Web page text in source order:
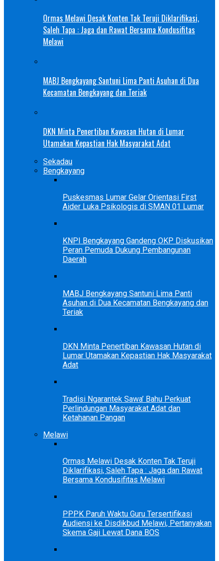
Ormas Melawi Desak Konten Tak Teruji Diklarifikasi,
Saleh Tapa : Jaga dan Rawat Bersama Kondusifitas
Melawi
MABJ Bengkayang Santuni Lima Panti Asuhan di Dua
Kecamatan Bengkayang dan Teriak
DKN Minta Penertiban Kawasan Hutan di Lumar
Utamakan Kepastian Hak Masyarakat Adat
Sekadau
Bengkayang
Puskesmas Lumar Gelar Orientasi First
Aider Luka Psikologis di SMAN 01 Lumar
KNPI Bengkayang Gandeng OKP Diskusikan
Peran Pemuda Dukung Pembangunan
Daerah
MABJ Bengkayang Santuni Lima Panti
Asuhan di Dua Kecamatan Bengkayang dan
Teriak
DKN Minta Penertiban Kawasan Hutan di
Lumar Utamakan Kepastian Hak Masyarakat
Adat
Tradisi Ngarantek Sawa’ Bahu Perkuat
Perlindungan Masyarakat Adat dan
Ketahanan Pangan
Melawi
Ormas Melawi Desak Konten Tak Teruji
Diklarifikasi, Saleh Tapa : Jaga dan Rawat
Bersama Kondusifitas Melawi
PPPK Paruh Waktu Guru Tersertifikasi
Audiensi ke Disdikbud Melawi, Pertanyakan
Skema Gaji Lewat Dana BOS